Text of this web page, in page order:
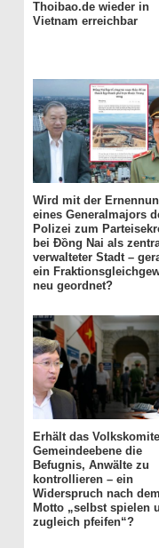
Thoibao.de wieder in
Vietnam erreichbar
Wird mit der
eines Generalmajors
Polizei zum
bei Đồng Nai als
verwalteter Stadt –
ein
neu geordnet?
Erhält das
Gemeindeebene die
Befugnis, Anwälte zu
kontrollieren – ein
Widerspruch nach dem
Motto „selbst spielen
zugleich pfeifen“?